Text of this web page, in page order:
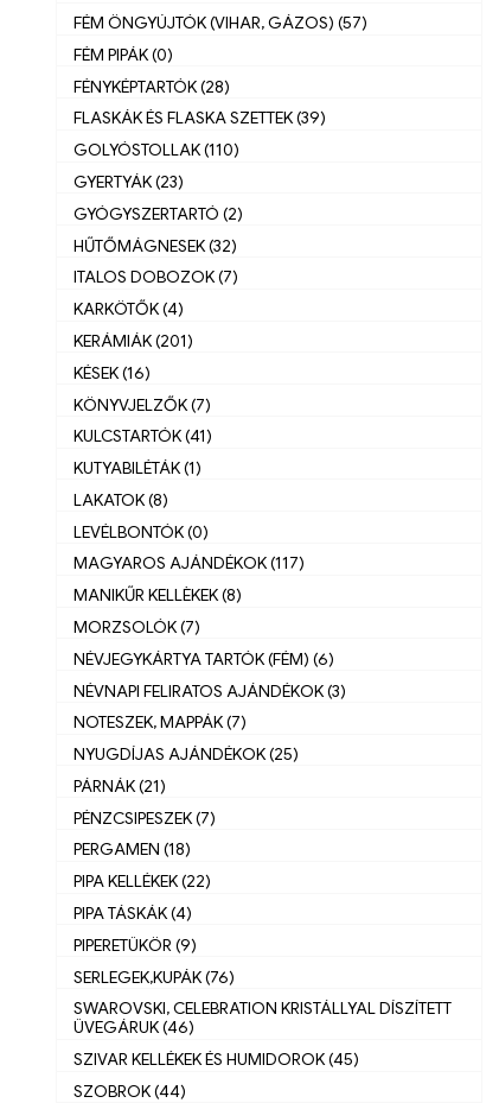
FÉM ÖNGYÚJTÓK (VIHAR, GÁZOS) (57)
FÉM PIPÁK (0)
FÉNYKÉPTARTÓK (28)
FLASKÁK ÉS FLASKA SZETTEK (39)
GOLYÓSTOLLAK (110)
GYERTYÁK (23)
GYÓGYSZERTARTÓ (2)
HŰTŐMÁGNESEK (32)
ITALOS DOBOZOK (7)
KARKÖTŐK (4)
KERÁMIÁK (201)
KÉSEK (16)
KÖNYVJELZŐK (7)
KULCSTARTÓK (41)
KUTYABILÉTÁK (1)
LAKATOK (8)
LEVÉLBONTÓK (0)
MAGYAROS AJÁNDÉKOK (117)
MANIKŰR KELLÈKEK (8)
MORZSOLÓK (7)
NÉVJEGYKÁRTYA TARTÓK (FÉM) (6)
NÉVNAPI FELIRATOS AJÁNDÉKOK (3)
NOTESZEK, MAPPÁK (7)
NYUGDÍJAS AJÁNDÉKOK (25)
PÁRNÁK (21)
PÉNZCSIPESZEK (7)
PERGAMEN (18)
PIPA KELLÉKEK (22)
PIPA TÁSKÁK (4)
PIPERETÜKÖR (9)
SERLEGEK,KUPÁK (76)
SWAROVSKI, CELEBRATION KRISTÁLLYAL DÍSZÍTETT
ÜVEGÁRUK (46)
SZIVAR KELLÉKEK ÉS HUMIDOROK (45)
SZOBROK (44)